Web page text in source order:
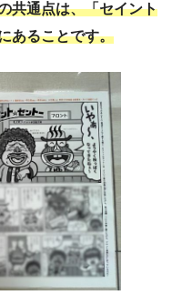
共通点は、「セイント
あることです。